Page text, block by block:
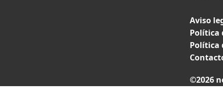
Aviso
Política
Política
©2026